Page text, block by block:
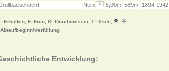
Nein 5,00m 589m 1894-1942
F=Foto, Ø=Durchmesser, T=Teufe,
-
Verfüllung
Entwicklung: